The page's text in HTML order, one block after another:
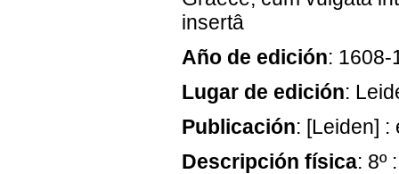
insertâ
Año de edición: 1608-
Lugar de edición:
Publicación: [Leiden]
Descripción física: 8º